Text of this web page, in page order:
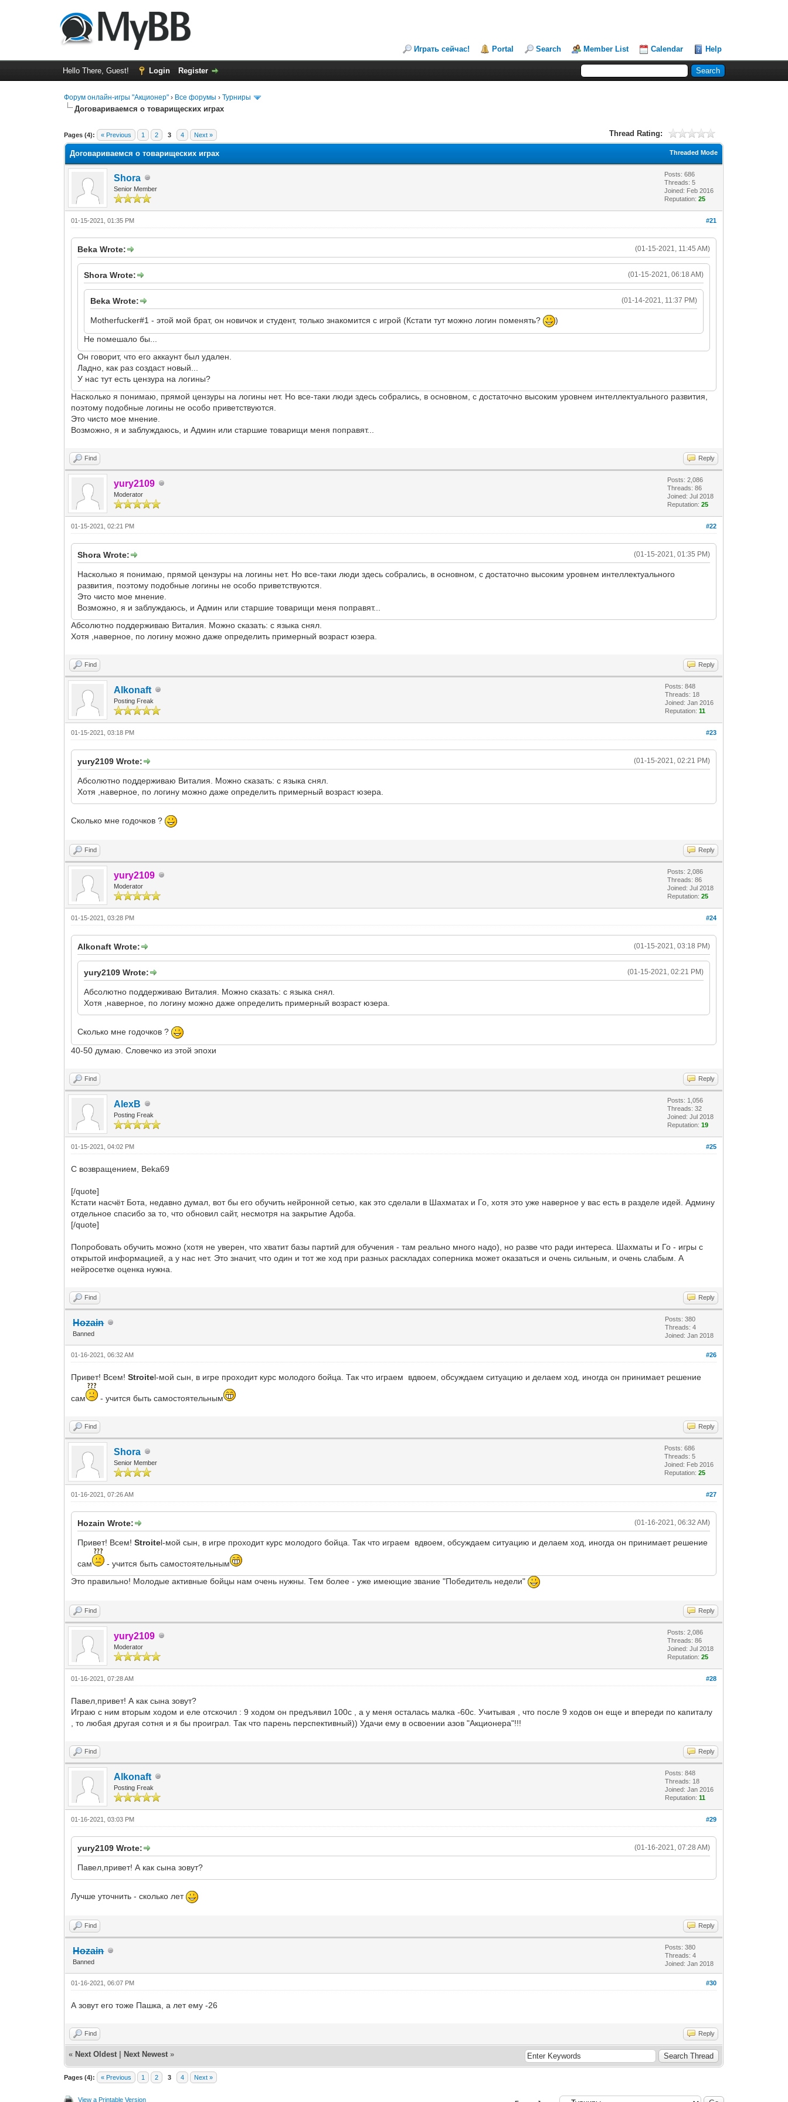
Играть сейчас! Portal Search Member List Calendar Help
Hello There, Guest! Login Register
Форум онлайн-игры "Акционер" › Все форумы ›Турниры
Договариваемся о товарищеских играх
Pages (4): « Previous 1 2 3 4 Next » Thread Rating:
0 Vote(s) - 0 Average
1
2
3
4
5
Threaded Mode
Договариваемся о товарищеских играх
Shora
Senior Member
Posts: 686
Threads: 5
Joined: Feb 2016
Reputation:25
#21
01-15-2021, 01:35 PM
(01-15-2021, 11:45 AM)
Beka Wrote:
(01-15-2021, 06:18 AM)
Shora Wrote:
(01-14-2021, 11:37 PM)
Beka Wrote:
Motherfucker#1 - этой мой брат, он новичок и студент, только знакомится с игрой (Кстати тут можно логин поменять?
)
Не помешало бы...
Он говорит, что его аккаунт был удален.
Ладно, как раз создаст новый...
У нас тут есть цензура на логины?
Насколько я понимаю, прямой цензуры на логины нет. Но все-таки люди здесь собрались, в основном, с достаточно высоким уровнем интеллектуального развития,
поэтому подобные логины не особо приветствуются.
Это чисто мое мнение.
Возможно, я и заблуждаюсь, и Админ или старшие товарищи меня поправят...
Find Reply
yury2109
Moderator
Posts: 2,086
Threads: 86
Joined: Jul 2018
Reputation:25
#22
01-15-2021, 02:21 PM
(01-15-2021, 01:35 PM)
Shora Wrote:
Насколько я понимаю, прямой цензуры на логины нет. Но все-таки люди здесь собрались, в основном, с достаточно высоким уровнем интеллектуального
развития, поэтому подобные логины не особо приветствуются.
Это чисто мое мнение.
Возможно, я и заблуждаюсь, и Админ или старшие товарищи меня поправят...
Абсолютно поддерживаю Виталия. Можно сказать: с языка снял.
Хотя ,наверное, по логину можно даже определить примерный возраст юзера.
Find Reply
Alkonaft
Posting Freak
Posts: 848
Threads: 18
Joined: Jan 2016
Reputation:11
#23
01-15-2021, 03:18 PM
(01-15-2021, 02:21 PM)
yury2109 Wrote:
Абсолютно поддерживаю Виталия. Можно сказать: с языка снял.
Хотя ,наверное, по логину можно даже определить примерный возраст юзера.
Сколько мне годочков ?
Find Reply
yury2109
Moderator
Posts: 2,086
Threads: 86
Joined: Jul 2018
Reputation:25
#24
01-15-2021, 03:28 PM
(01-15-2021, 03:18 PM)
Alkonaft Wrote:
(01-15-2021, 02:21 PM)
yury2109 Wrote:
Абсолютно поддерживаю Виталия. Можно сказать: с языка снял.
Хотя ,наверное, по логину можно даже определить примерный возраст юзера.
Сколько мне годочков ?
40-50 думаю. Словечко из этой эпохи
Find Reply
AlexB
Posting Freak
Posts: 1,056
Threads: 32
Joined: Jul 2018
Reputation:19
#25
01-15-2021, 04:02 PM
С возвращением, Beka69
[/quote]
Кстати насчёт Бота, недавно думал, вот бы его обучить нейронной сетью, как это сделали в Шахматах и Го, хотя это уже наверное у вас есть в разделе идей. Админу
отдельное спасибо за то, что обновил сайт, несмотря на закрытие Адоба.
[/quote]
Попробовать обучить можно (хотя не уверен, что хватит базы партий для обучения - там реально много надо), но разве что ради интереса. Шахматы и Го - игры с
открытой информацией, а у нас нет. Это значит, что один и тот же ход при разных раскладах соперника может оказаться и очень сильным, и очень слабым. А
нейросетке оценка нужна.
Find Reply
Hozain
Banned
Posts: 380
Threads: 4
Joined: Jan 2018
#26
01-16-2021, 06:32 AM
Привет! Всем!Stroitel-мой сын, в игре проходит курс молодого бойца. Так что играем вдвоем, обсуждаем ситуацию и делаем ход, иногда он принимает решение
сам - учится быть самостоятельным
Find Reply
Shora
Senior Member
Posts: 686
Threads: 5
Joined: Feb 2016
Reputation:25
#27
01-16-2021, 07:26 AM
(01-16-2021, 06:32 AM)
Hozain Wrote:
Привет! Всем!Stroitel-мой сын, в игре проходит курс молодого бойца. Так что играем вдвоем, обсуждаем ситуацию и делаем ход, иногда он принимает решение
сам
- учится быть самостоятельным
Это правильно! Молодые активные бойцы нам очень нужны. Тем более - уже имеющие звание "Победитель недели"
Find Reply
yury2109
Moderator
Posts: 2,086
Threads: 86
Joined: Jul 2018
Reputation:25
#28
01-16-2021, 07:28 AM
Павел,привет! А как сына зовут?
Играю с ним вторым ходом и еле отскочил : 9 ходом он предъявил 100с , а у меня осталась малка -60с. Учитывая , что после 9 ходов он еще и впереди по капиталу
, то любая другая сотня и я бы проиграл. Так что парень перспективный)) Удачи ему в освоении азов "Акционера"!!!
Find Reply
Alkonaft
Posting Freak
Posts: 848
Threads: 18
Joined: Jan 2016
Reputation:11
#29
01-16-2021, 03:03 PM
(01-16-2021, 07:28 AM)
yury2109 Wrote:
Павел,привет! А как сына зовут?
Лучше уточнить - сколько лет
Find Reply
Hozain
Banned
Posts: 380
Threads: 4
Joined: Jan 2018
#30
01-16-2021, 06:07 PM
А зовут его тоже Пашка, а лет ему -26
Find Reply
« Next Oldest Next Newest »
Pages (4): « Previous 1 2 3 4 Next »
View a Printable Version